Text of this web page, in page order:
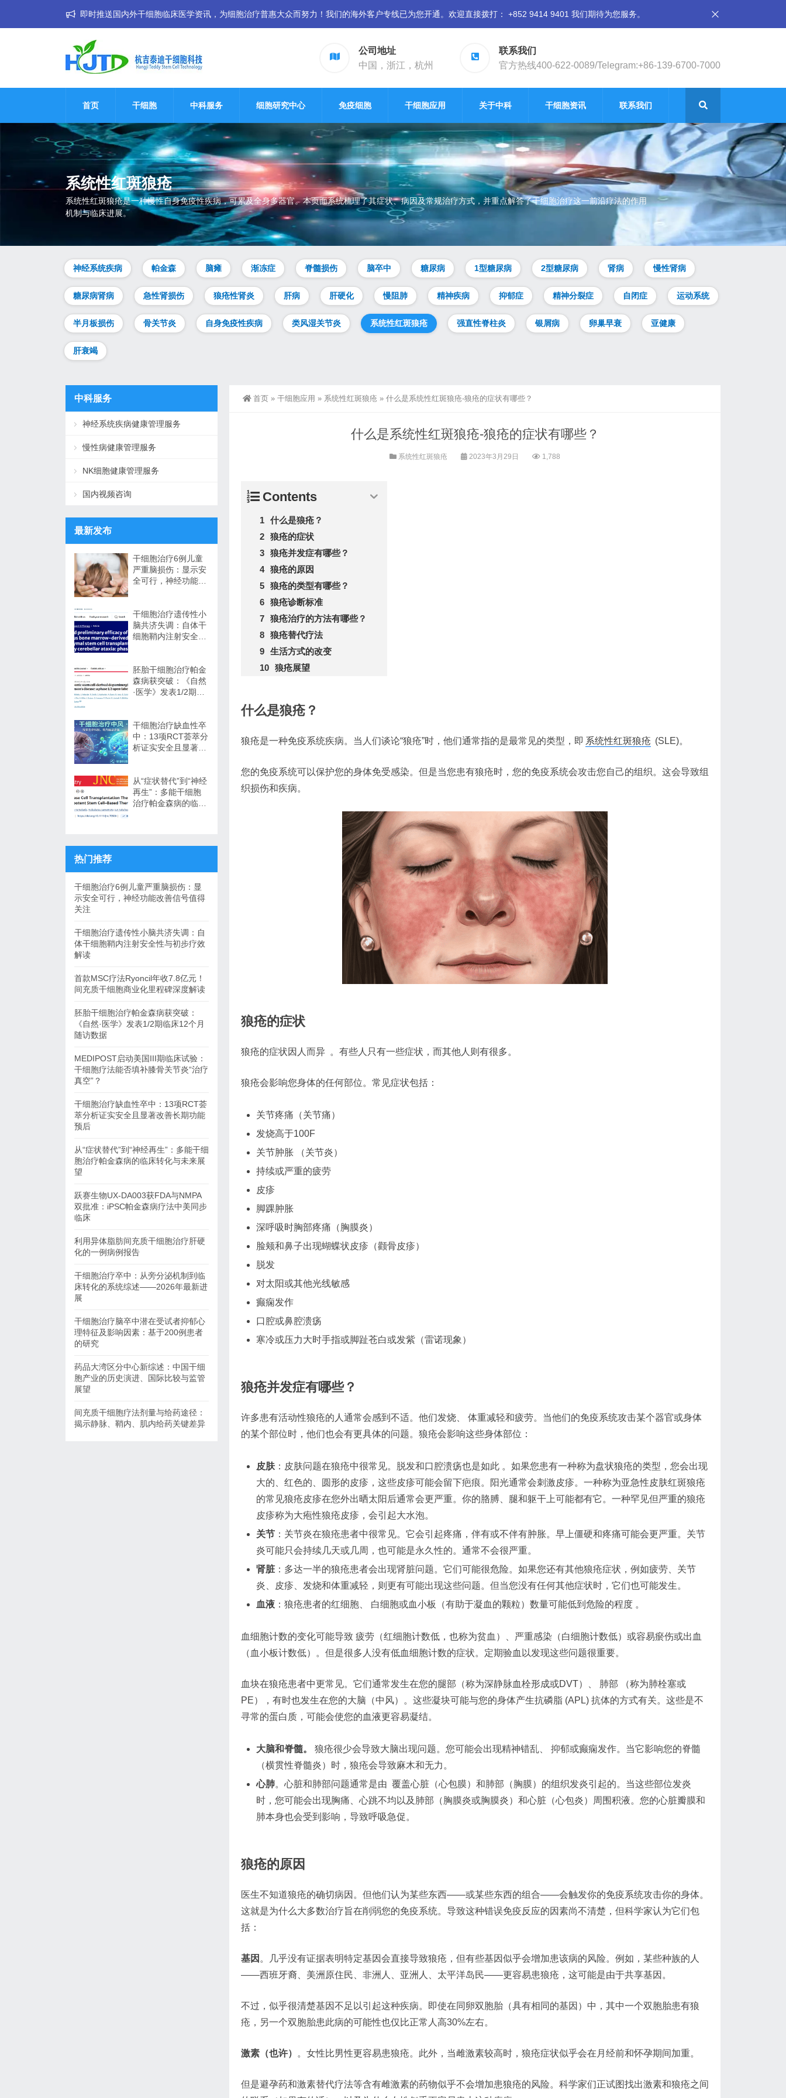
即时推送国内外干细胞临床医学资讯，为细胞治疗普惠大众而努力！我们的海外客户专线已为您开通。欢迎直接拨打： +852 9414 9401 我们期待为您服务。
公司地址
中国，浙江，杭州
联系我们
官方热线400-622-0089/Telegram:+86-139-6700-7000
首页 干细胞 中科服务 细胞研究中心 免疫细胞 干细胞应用 关于中科 干细胞资讯 联系我们
系统性红斑狼疮
系统性红斑狼疮是一种慢性自身免疫性疾病，可累及全身多器官。本页面系统梳理了其症状、病因及常规治疗方式，并重点解答了干细胞治疗这一前沿疗法的作用
机制与临床进展。
神经系统疾病 帕金森 脑瘫 渐冻症 脊髓损伤 脑卒中 糖尿病 1型糖尿病 2型糖尿病 肾病 慢性肾病
糖尿病肾病 急性肾损伤 狼疮性肾炎 肝病 肝硬化 慢阻肺 精神疾病 抑郁症 精神分裂症 自闭症 运动系统
半月板损伤 骨关节炎 自身免疫性疾病 类风湿关节炎 系统性红斑狼疮 强直性脊柱炎 银屑病 卵巢早衰 亚健康
肝衰竭
首页 » 干细胞应用 » 系统性红斑狼疮 » 什么是系统性红斑狼疮-狼疮的症状有哪些？
什么是系统性红斑狼疮-狼疮的症状有哪些？
系统性红斑狼疮 2023年3月29日 1,788
Contents
什么是狼疮？
狼疮的症状
狼疮并发症有哪些？
狼疮的原因
狼疮的类型有哪些？
狼疮诊断标准
狼疮治疗的方法有哪些？
狼疮替代疗法
生活方式的改变
狼疮展望
什么是狼疮？
狼疮是一种免疫系统疾病。当人们谈论“狼疮”时，他们通常指的是最常见的类型，即 系统性红斑狼疮 (SLE)。
您的免疫系统可以保护您的身体免受感染。但是当您患有狼疮时，您的免疫系统会攻击您自己的组织。这会导致组
织损伤和疾病。
狼疮的症状
狼疮的症状因人而异 。有些人只有一些症状，而其他人则有很多。
狼疮会影响您身体的任何部位。常见症状包括：
关节疼痛（关节痛）
发烧高于100F
关节肿胀 （关节炎）
持续或严重的疲劳
皮疹
脚踝肿胀
深呼吸时胸部疼痛（胸膜炎）
脸颊和鼻子出现蝴蝶状皮疹（颧骨皮疹）
脱发
对太阳或其他光线敏感
癫痫发作
口腔或鼻腔溃疡
寒冷或压力大时手指或脚趾苍白或发紫（雷诺现象）
狼疮并发症有哪些？
许多患有活动性狼疮的人通常会感到不适。他们发烧、 体重减轻和疲劳。当他们的免疫系统攻击某个器官或身体
的某个部位时，他们也会有更具体的问题。狼疮会影响这些身体部位：
皮肤：皮肤问题在狼疮中很常见。脱发和口腔溃疡也是如此 。如果您患有一种称为盘状狼疮的类型，您会出现
大的、红色的、圆形的皮疹，这些皮疹可能会留下疤痕。阳光通常会刺激皮疹。一种称为亚急性皮肤红斑狼疮
的常见狼疮皮疹在您外出晒太阳后通常会更严重。你的胳膊、腿和躯干上可能都有它。一种罕见但严重的狼疮
皮疹称为大疱性狼疮皮疹，会引起大水泡。
关节：关节炎在狼疮患者中很常见。它会引起疼痛，伴有或不伴有肿胀。早上僵硬和疼痛可能会更严重。关节
炎可能只会持续几天或几周，也可能是永久性的。通常不会很严重。
肾脏：多达一半的狼疮患者会出现肾脏问题。它们可能很危险。如果您还有其他狼疮症状，例如疲劳、关节
炎、皮疹、发烧和体重减轻，则更有可能出现这些问题。但当您没有任何其他症状时，它们也可能发生。
血液：狼疮患者的红细胞、 白细胞或血小板（有助于凝血的颗粒）数量可能低到危险的程度 。
血细胞计数的变化可能导致 疲劳（红细胞计数低，也称为贫血）、严重感染（白细胞计数低）或容易瘀伤或出血
（血小板计数低）。但是很多人没有低血细胞计数的症状。定期验血以发现这些问题很重要。
血块在狼疮患者中更常见。它们通常发生在您的腿部（称为深静脉血栓形成或DVT）、 肺部 （称为肺栓塞或
PE），有时也发生在您的大脑（中风）。这些凝块可能与您的身体产生抗磷脂 (APL) 抗体的方式有关。这些是不
寻常的蛋白质，可能会使您的血液更容易凝结。
大脑和脊髓。
狼疮很少会导致大脑出现问题。您可能会出现精神错乱、 抑郁或癫痫发作。当它影响您的脊髓
（横贯性脊髓炎）时，狼疮会导致麻木和无力。
心肺。心脏和肺部问题通常是由 覆盖心脏（心包膜）和肺部（胸膜）的组织发炎引起的。当这些部位发炎
时，您可能会出现胸痛、心跳不均以及肺部（胸膜炎或胸膜炎）和心脏（心包炎）周围积液。您的心脏瓣膜和
肺本身也会受到影响，导致呼吸急促。
狼疮的原因
医生不知道狼疮的确切病因。但他们认为某些东西——或某些东西的组合——会触发你的免疫系统攻击你的身体。
这就是为什么大多数治疗旨在削弱您的免疫系统。导致这种错误免疫反应的因素尚不清楚，但科学家认为它们包
括：
基因 。几乎没有证据表明特定基因会直接导致狼疮，但有些基因似乎会增加患该病的风险。例如，某些种族的人
——西班牙裔、美洲原住民、非洲人、亚洲人、太平洋岛民——更容易患狼疮，这可能是由于共享基因。
不过，似乎很清楚基因不足以引起这种疾病。即使在同卵双胞胎（具有相同的基因）中，其中一个双胞胎患有狼
疮，另一个双胞胎患此病的可能性也仅比正常人高30%左右。
激素（也许） 。女性比男性更容易患狼疮。此外，当雌激素较高时，狼疮症状似乎会在月经前和怀孕期间加重。
但是避孕药和激素替代疗法等含有雌激素的药物似乎不会增加患狼疮的风险。科学家们正试图找出激素和狼疮之间
中科服务
神经系统疾病健康管理服务
慢性病健康管理服务
NK细胞健康管理服务
国内视频咨询
最新发布
干细胞治疗6例儿童
严重脑损伤：显示安
全可行，神经功能改
干细胞治疗遗传性小
脑共济失调：自体干
细胞鞘内注射安全性
胚胎干细胞治疗帕金
森病获突破：《自然
·医学》发表1/2期临
干细胞治疗缺血性卒
中：13项RCT荟萃分
析证实安全且显著改
从“症状替代”到“神经
再生”：多能干细胞
治疗帕金森病的临床
热门推荐
干细胞治疗6例儿童严重脑损伤：显
示安全可行，神经功能改善信号值得
关注
干细胞治疗遗传性小脑共济失调：自
体干细胞鞘内注射安全性与初步疗效
解读
首款MSC疗法Ryoncil年收7.8亿元！
间充质干细胞商业化里程碑深度解读
胚胎干细胞治疗帕金森病获突破：
《自然·医学》发表1/2期临床12个月
随访数据
MEDIPOST启动美国III期临床试验：
干细胞疗法能否填补膝骨关节炎“治疗
真空”？
干细胞治疗缺血性卒中：13项RCT荟
萃分析证实安全且显著改善长期功能
预后
从“症状替代”到“神经再生”：多能干细
胞治疗帕金森病的临床转化与未来展
望
跃赛生物UX-DA003获FDA与NMPA
双批准：iPSC帕金森病疗法中美同步
临床
利用异体脂肪间充质干细胞治疗肝硬
化的一例病例报告
干细胞治疗卒中：从旁分泌机制到临
床转化的系统综述——2026年最新进
展
干细胞治疗脑卒中潜在受试者抑郁心
理特征及影响因素：基于200例患者
的研究
药品大湾区分中心新综述：中国干细
胞产业的历史演进、国际比较与监管
展望
间充质干细胞疗法剂量与给药途径：
揭示静脉、鞘内、肌内给药关键差异